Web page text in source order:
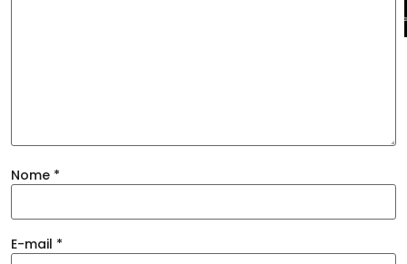
Nome *
E-mail *